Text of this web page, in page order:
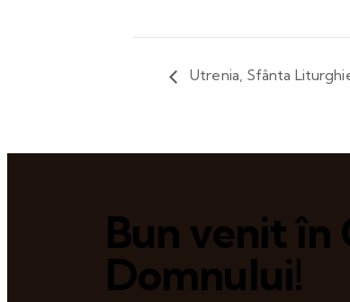
Utrenia, Sfânta
Bun venit în
Domnului!